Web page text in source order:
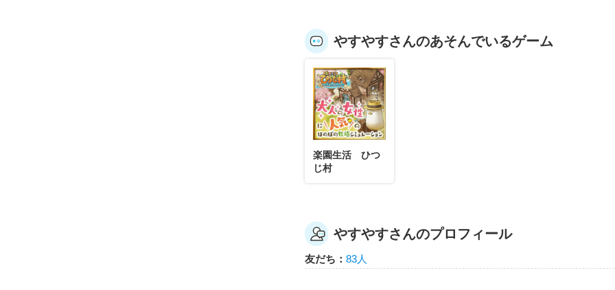
やすやすさんのあそんでいるゲーム
楽園生活 ひつ
じ村
やすやすさんのプロフィール
友だち： 83人